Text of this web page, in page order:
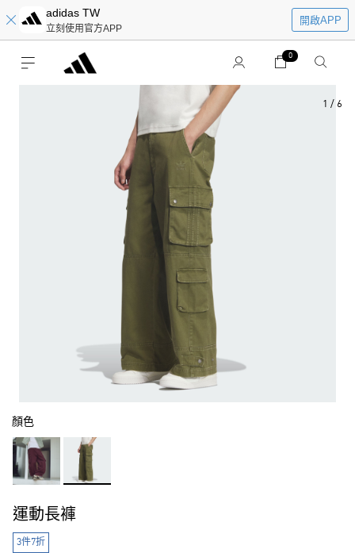
adidas TW
立刻使用官方APP
開啟APP
0
1 / 6
顏色
運動長褲
3件7折